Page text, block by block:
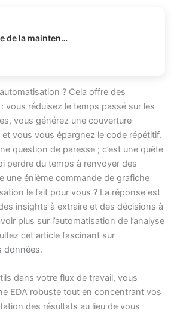
Quel ROI attendre de la maintenance prédictive ?
? Cela offre des
vous réduisez le temps passé sur les
vous générez une couverture
et vous vous épargnez le code répétitif.
question de paresse ; c’est une quête
perdre du temps à renvoyer des
une énième commande de grafiche
le fait pour vous ? La réponse est
insights à extraire et des décisions à
plus sur l’automatisation de l’analyse
cet article fascinant sur
données.
dans votre flux de travail, vous
EDA robuste tout en concentrant vos
des résultats au lieu de vous